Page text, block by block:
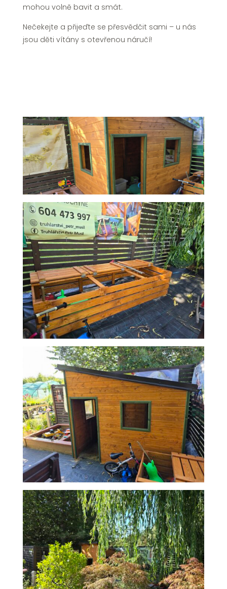
mohou volně bavit a smát.
Nečekejte a přijeďte se přesvědčit sami – u nás
jsou děti vítány s otevřenou náručí!